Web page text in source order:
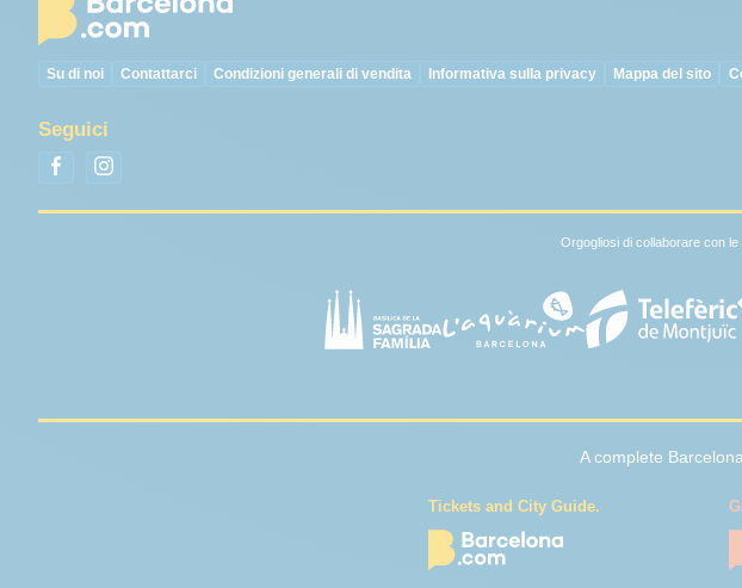
Su di noi Contattarci Condizioni generali di vendita Informativa sulla privacy Mappa del sito
Seguici
Orgogliosi di collaborare con
A complete
Tickets and City Guide.